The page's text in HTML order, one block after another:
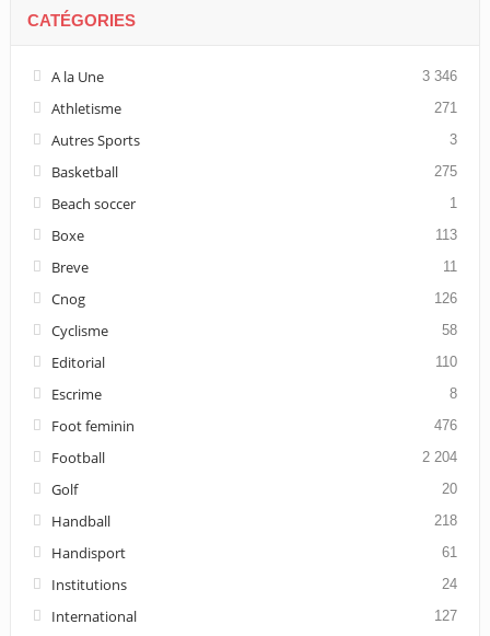
CATÉGORIES
A la Une 3 346
Athletisme 271
Autres Sports 3
Basketball 275
Beach soccer 1
Boxe 113
Breve 11
Cnog 126
Cyclisme 58
Editorial 110
Escrime 8
Foot feminin 476
Football 2 204
Golf 20
Handball 218
Handisport 61
Institutions 24
International 127